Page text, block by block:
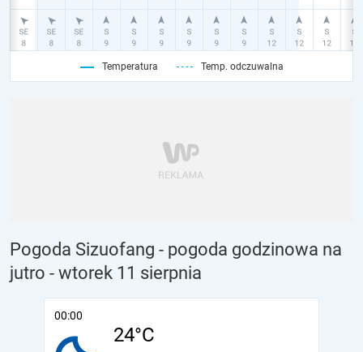
Temperatura Temp. odczuwalna
Pogoda Sizuofang - pogoda godzinowa na
jutro - wtorek 11 sierpnia
00:00
24°C